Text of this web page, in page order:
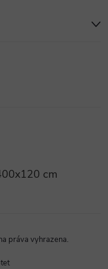
cm
práva vyhrazena.